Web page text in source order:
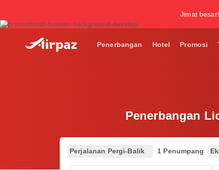
Jimat besar!
Penerbangan Hotel Promosi
Penerbangan
Perjalanan Pergi-Balik 1 Penumpang